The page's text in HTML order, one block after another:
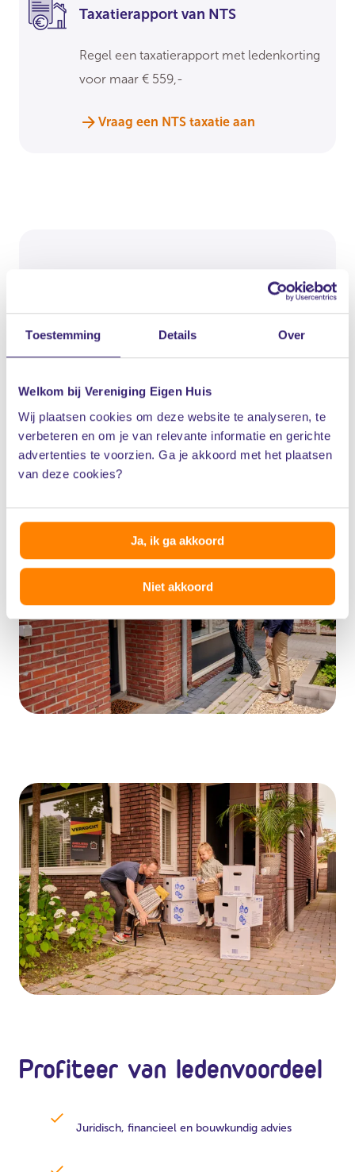
Toestemming Details Over
Welkom bij Vereniging Eigen Huis
Wij plaatsen cookies om deze website te analyseren, te
verbeteren en om je van relevante informatie en gerichte
advertenties te voorzien. Ga je akkoord met het plaatsen
van deze cookies?
Ja, ik ga akkoord
Niet akkoord
Taxatierapport van NTS
Regel een taxatierapport met ledenkorting
voor maar € 559,-
Vraag een NTS taxatie aan
Koopwijzer bestaande
bouw
Ben je van plan een huis te kopen? Ontvang
Schrijf je in
Profiteer van ledenvoordeel
Juridisch, financieel en bouwkundig advies